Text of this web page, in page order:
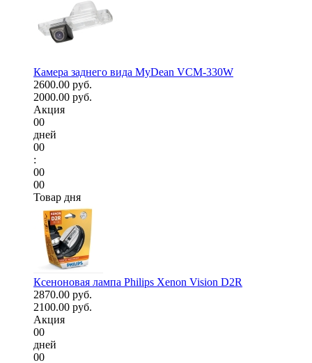
Камера заднего вида MyDean VCM-330W
2600.00 руб.
2000.00 руб.
Акция
00
дней
00
:
00
00
Товар дня
Ксеноновая лампа Philips Xenon Vision D2R
2870.00 руб.
2100.00 руб.
Акция
00
дней
00